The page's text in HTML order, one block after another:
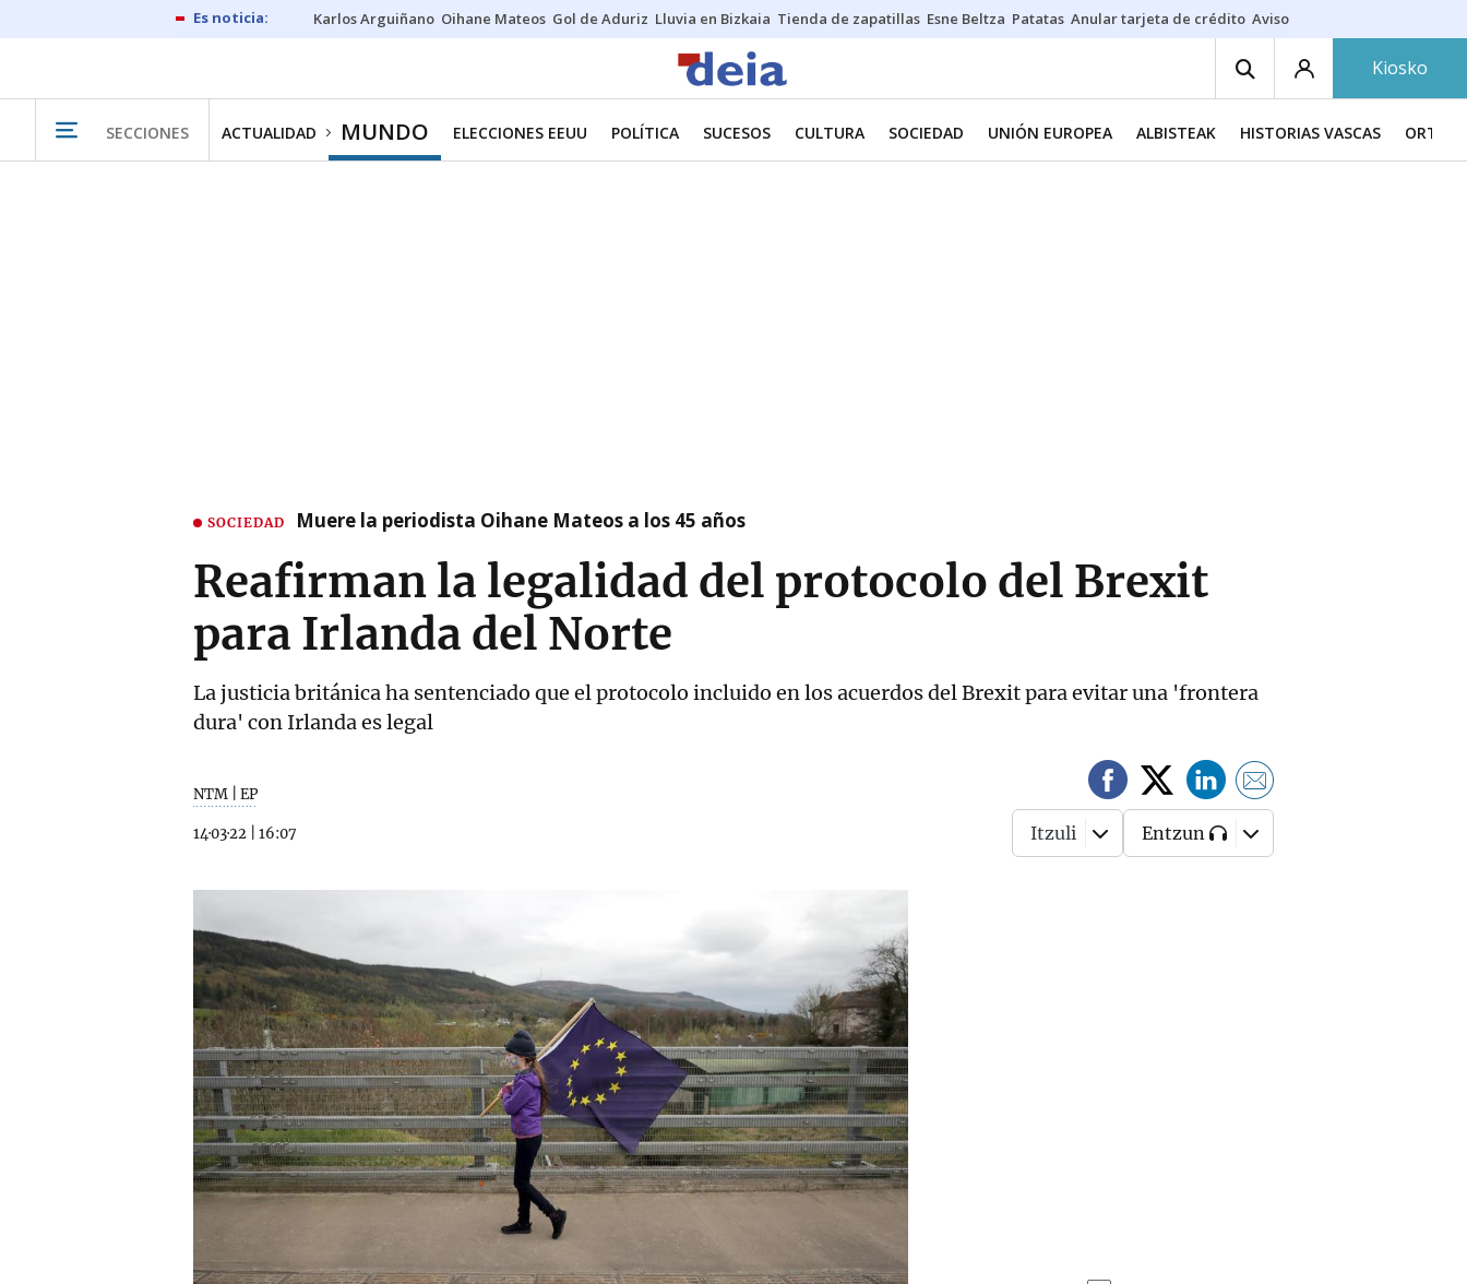
Karlos Arguiñano Oihane Mateos Gol de Aduriz Lluvia en Bizkaia Tienda de zapatillas Esne Beltza Patatas Anular tarjeta de crédito Aviso amarillo
Kiosko
SECCIONES ACTUALIDAD MUNDO ELECCIONES EEUU POLÍTICA SUCESOS CULTURA SOCIEDAD UNIÓN EUROPEA ALBISTEAK HISTORIAS VASCAS
SOCIEDAD Muere la periodista Oihane Mateos a los 45 años
Reafirman la legalidad del protocolo del Brexit
para Irlanda del Norte
La justicia británica ha sentenciado que el protocolo incluido en los acuerdos del Brexit para evitar una 'frontera
dura' con Irlanda es legal
NTM | EP
14·03·22 16:07 Itzuli Entzun